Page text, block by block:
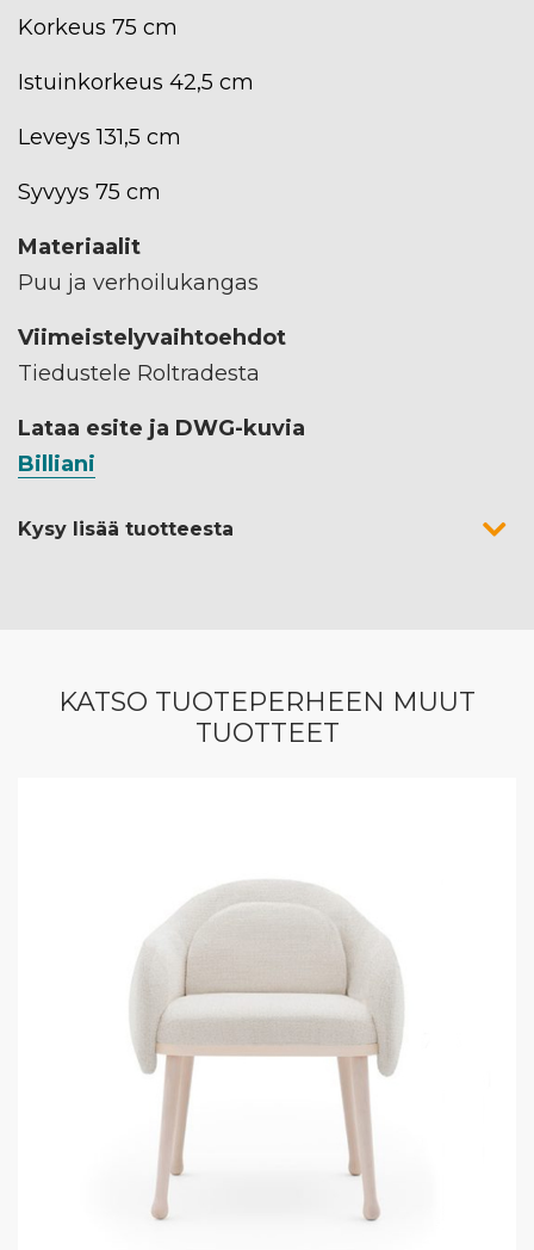
Korkeus 75 cm
Istuinkorkeus 42,5 cm
Leveys 131,5 cm
Syvyys 75 cm
Materiaalit
Puu ja verhoilukangas
Viimeistelyvaihtoehdot
Tiedustele Roltradesta
Lataa esite ja DWG-kuvia
Billiani
Kysy lisää tuotteesta
KATSO TUOTEPERHEEN MUUT
TUOTTEET